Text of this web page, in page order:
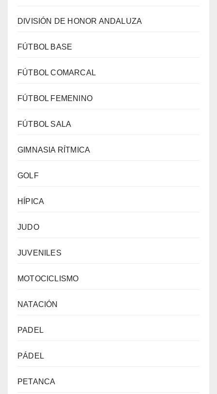
DIVISIÓN DE HONOR ANDALUZA
FÚTBOL BASE
FÚTBOL COMARCAL
FÚTBOL FEMENINO
FÚTBOL SALA
GIMNASIA RÍTMICA
GOLF
HÍPICA
JUDO
JUVENILES
MOTOCICLISMO
NATACIÓN
PADEL
PÁDEL
PETANCA